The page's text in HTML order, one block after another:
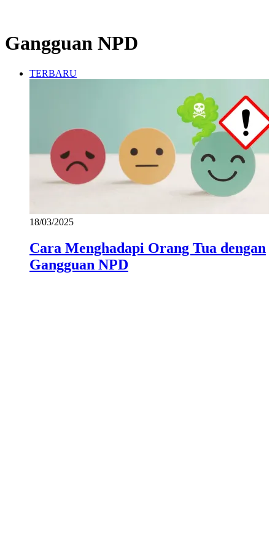
Gangguan NPD
TERBARU
18/03/2025
Cara Menghadapi Orang Tua dengan
Gangguan NPD